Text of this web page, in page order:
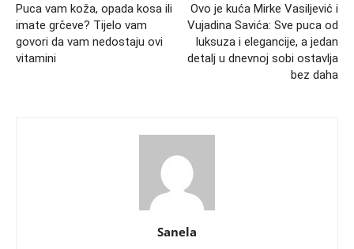
Puca vam koža, opada kosa ili
imate grčeve? Tijelo vam
govori da vam nedostaju ovi
vitamini
Ovo je kuća Mirke Vasiljević i
Vujadina Savića: Sve puca od
luksuza i elegancije, a jedan
detalj u dnevnoj sobi ostavlja
bez daha
Sanela